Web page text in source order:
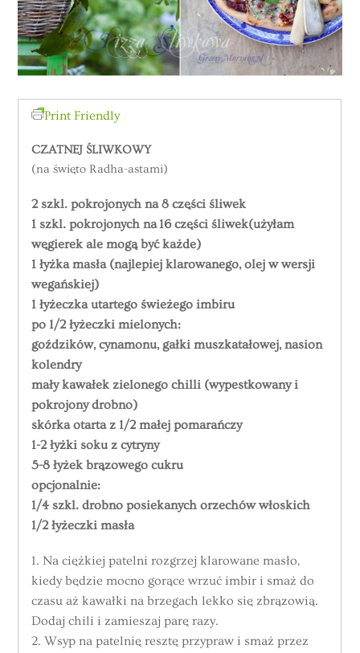
Print Friendly
CZATNEJ ŚLIWKOWY
(na święto Radha-astami)
2 szkl. pokrojonych na 8 części śliwek
1 szkl. pokrojonych na 16 części śliwek(użyłam
węgierek ale mogą być każde)
1 łyżka masła (najlepiej klarowanego, olej w wersji
wegańskiej)
1 łyżeczka utartego świeżego imbiru
po 1/2 łyżeczki mielonych:
goździków, cynamonu, gałki muszkatałowej, nasion
kolendry
mały kawałek zielonego chilli (wypestkowany i
pokrojony drobno)
skórka otarta z 1/2 małej pomarańczy
1-2 łyżki soku z cytryny
5-8 łyżek brązowego cukru
opcjonalnie:
1/4 szkl. drobno posiekanych orzechów włoskich
1/2 łyżeczki masła
1. Na ciężkiej patelni rozgrzej klarowane masło,
kiedy będzie mocno gorące wrzuć imbir i smaż do
czasu aż kawałki na brzegach lekko się zbrązowią.
Dodaj chili i zamieszaj parę razy.
2. Wsyp na patelnię resztę przypraw i smaż przez